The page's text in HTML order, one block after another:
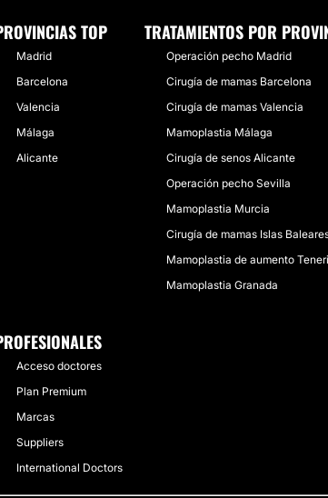
TOP
Madrid
Barcelona
Valencia
Málaga
Alicante
TRATAMIENTOS POR
Operación pecho Madrid
Cirugía de mamas Barcelona
Cirugía de mamas Valencia
Mamoplastia Málaga
Cirugía de senos Alicante
Operación pecho Sevilla
Mamoplastia Murcia
Cirugía de mamas Islas
Mamoplastia de aumento
Mamoplastia Granada
Acceso doctores
Plan Premium
Marcas
Suppliers
International Doctors